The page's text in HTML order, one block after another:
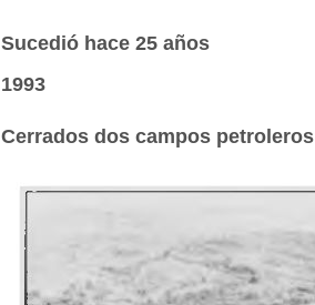
Sucedió hace 25 años
1993
Cerrados dos campos petroleros